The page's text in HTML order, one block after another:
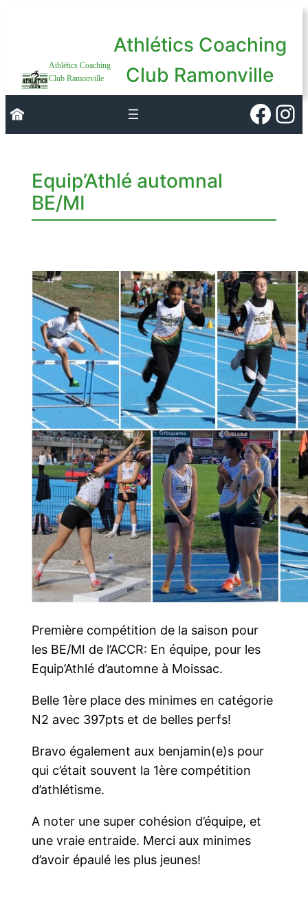
Athlétics Coaching
Club Ramonville
Athlétics Coaching
Club Ramonville
Equip’Athlé automnal
BE/MI
Première compétition de la saison pour
les BE/MI de l’ACCR: En équipe, pour les
Equip’Athlé d’automne à Moissac.
Belle 1ère place des minimes en catégorie
N2 avec 397pts et de belles perfs!
Bravo également aux benjamin(e)s pour
qui c’était souvent la 1ère compétition
d’athlétisme.
A noter une super cohésion d’équipe, et
une vraie entraide. Merci aux minimes
d’avoir épaulé les plus jeunes!